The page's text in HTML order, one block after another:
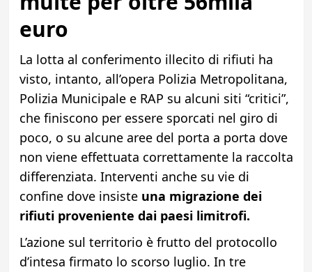
euro
La lotta al conferimento illecito di rifiuti ha
visto, intanto, all’opera Polizia Metropolitana,
Polizia Municipale e RAP su alcuni siti “critici”,
che finiscono per essere sporcati nel giro di
poco, o su alcune aree del porta a porta dove
non viene effettuata correttamente la raccolta
differenziata. Interventi anche su vie di
confine dove insiste una migrazione dei
rifiuti proveniente dai paesi limitrofi.
L’azione sul territorio è frutto del protocollo
d’intesa firmato lo scorso luglio. In tre